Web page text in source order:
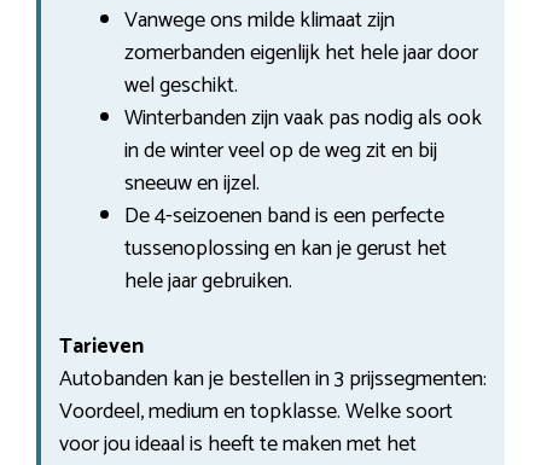
Vanwege ons milde klimaat zijn
zomerbanden eigenlijk het hele jaar door
wel geschikt.
Winterbanden zijn vaak pas nodig als ook
in de winter veel op de weg zit en bij
sneeuw en ijzel.
De 4-seizoenen band is een perfecte
tussenoplossing en kan je gerust het
hele jaar gebruiken.
Tarieven
Autobanden kan je bestellen in 3 prijssegmenten:
Voordeel, medium en topklasse. Welke soort
voor jou ideaal is heeft te maken met het